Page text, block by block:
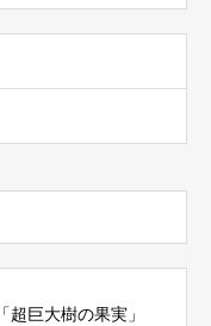
超巨大樹の果実」